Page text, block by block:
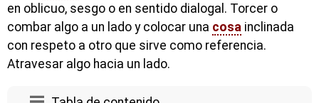
en oblicuo, sesgo o en sentido dialogal. Torcer o
combar algo a un lado y colocar una cosa inclinada
con respeto a otro que sirve como referencia.
Atravesar algo hacia un lado.